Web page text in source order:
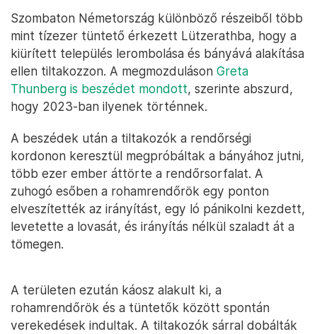
Szombaton Németország különböző részeiből több
mint tízezer tüntető érkezett Lützerathba, hogy a
kiürített település lerombolása és bányává alakítása
ellen tiltakozzon. A megmozduláson Greta
Thunberg is beszédet mondott, szerinte abszurd,
hogy 2023-ban ilyenek történnek.
A beszédek után a tiltakozók a rendőrségi
kordonon keresztül megpróbáltak a bányához jutni,
több ezer ember áttörte a rendőrsorfalat. A
zuhogó esőben a rohamrendőrök egy ponton
elveszítették az irányítást, egy ló pánikolni kezdett,
levetette a lovasát, és irányítás nélkül szaladt át a
tömegen.
A területen ezután káosz alakult ki, a
rohamrendőrök és a tüntetők között spontán
verekedések indultak. A tiltakozók sárral dobálták